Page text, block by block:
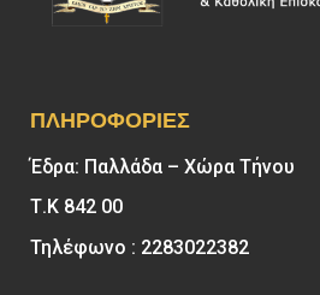
ΠΛΗΡΟΦΟΡΊΕΣ
Έδρα: Παλλάδα – Χώρα Τήνου
Τ.Κ 842 00
Τηλέφωνο : 2283022382